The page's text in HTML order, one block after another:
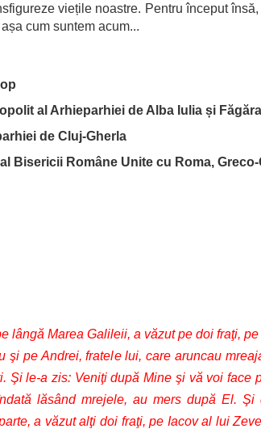
viețile noastre. Pentru început
cum suntem acum...
al Arhieparhiei de Alba Iulia și
de Cluj-Gherla
Bisericii Române Unite cu Roma,
lângă Marea Galileii, a văzut pe doi fraţi,
şi pe Andrei, fratele lui, care aruncau
Şi le-a zis: Veniţi după Mine şi vă voi face
lăsând mrejele, au mers după El. Şi
a văzut alţi doi fraţi, pe Iacov al lui